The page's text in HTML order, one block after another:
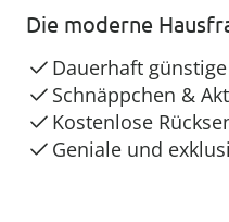
Die moderne
Dauerhaft
Schnäppchen &
Kostenlose
Geniale und